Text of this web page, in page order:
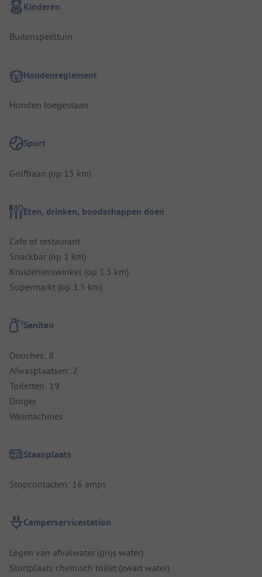
Kinderen
Buitenspeeltuin
Hondenreglement
Honden toegestaan
Sport
Golfbaan (op 15 km)
Eten, drinken, boodschappen doen
Cafe of restaurant
Snackbar (op 1 km)
Kruidenierswinkel (op 1.5 km)
Supermarkt (op 1.5 km)
Sanitair
Douches: 8
Afwasplaatsen: 2
Toiletten: 19
Droger
Wasmachines
Staanplaats
Stopcontacten: 16 amps
Camperservicestation
Legen van afvalwater (grijs water)
Stortplaats chemisch toilet (zwart water)